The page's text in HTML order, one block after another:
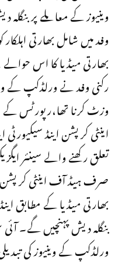
وینیوز کے معاملے پر
وفد میں شامل بھارتی
بھارتی میڈیا کا اس
رکنی وفد نے ورلڈکپ کے
وزٹ کرنا تھا،رپورٹس
اینٹی کرپشن اینڈ
تعلق رکھنے والے سینئر
صرف ہیڈ آف اینٹی کرپشن
بھارتی میڈیا کے مطابق
بنگلہ دیش پہنچیں گے۔
ورلڈکپ کے وینیوز کی